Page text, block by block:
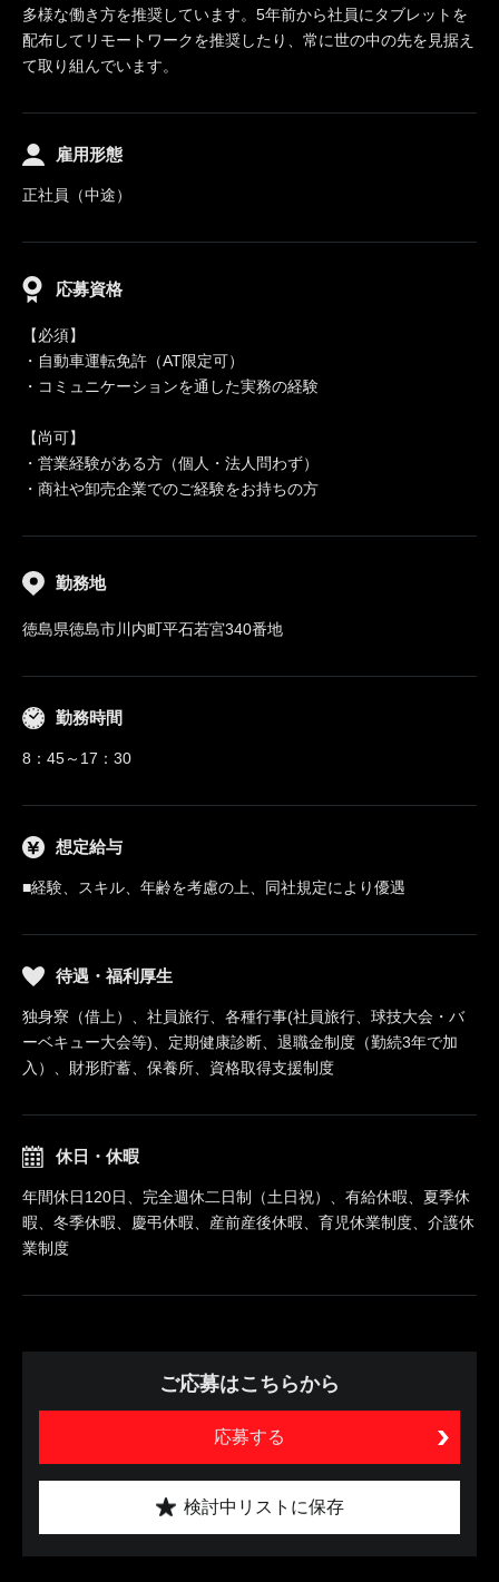
多様な働き方を推奨しています。5年前から社員にタブレットを
配布してリモートワークを推奨したり、常に世の中の先を見据え
て取り組んでいます。
雇用形態
正社員（中途）
応募資格
【必須】
・自動車運転免許（AT限定可）
・コミュニケーションを通した実務の経験
【尚可】
・営業経験がある方（個人・法人問わず）
・商社や卸売企業でのご経験をお持ちの方
勤務地
徳島県徳島市川内町平石若宮340番地
勤務時間
8：45～17：30
想定給与
■経験、スキル、年齢を考慮の上、同社規定により優遇
待遇・福利厚生
独身寮（借上）、社員旅行、各種行事(社員旅行、球技大会・バ
ーベキュー大会等)、定期健康診断、退職金制度（勤続3年で加
入）、財形貯蓄、保養所、資格取得支援制度
休日・休暇
年間休日120日、完全週休二日制（土日祝）、有給休暇、夏季休
暇、冬季休暇、慶弔休暇、産前産後休暇、育児休業制度、介護休
業制度
ご応募はこちらから
応募する
検討中リストに保存